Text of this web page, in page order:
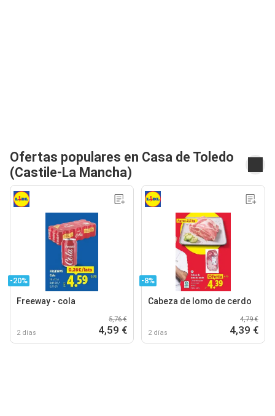
Ofertas populares en Casa de Toledo
(Castile-La Mancha)
-20%
Freeway - cola
2 días
5,76 €
4,59 €
-8%
Cabeza de lomo de cerdo
2 días
4,79 €
4,39 €